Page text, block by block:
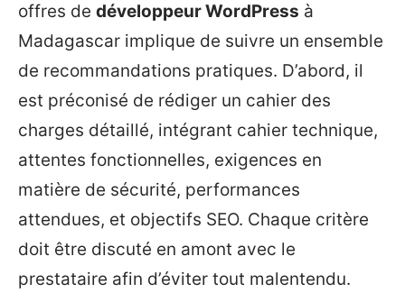
offres de développeur WordPress à
Madagascar implique de suivre un ensemble
de recommandations pratiques. D’abord, il
est préconisé de rédiger un cahier des
charges détaillé, intégrant cahier technique,
attentes fonctionnelles, exigences en
matière de sécurité, performances
attendues, et objectifs SEO. Chaque critère
doit être discuté en amont avec le
prestataire afin d’éviter tout malentendu.